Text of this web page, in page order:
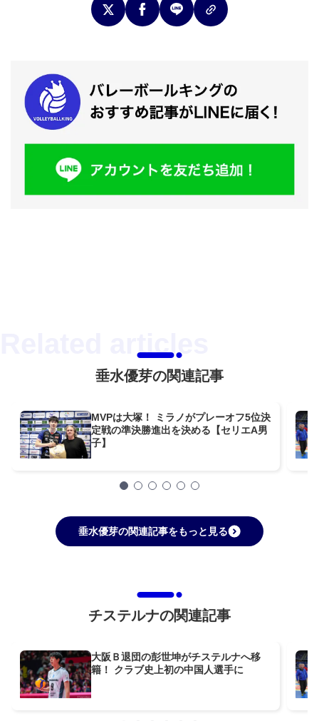
垂水優芽の関連記事
MVPは大塚！ ミラノがプレーオフ5位決
定戦の準決勝進出を決める【セリエA男
子】
垂水優芽の関連記事をもっと見る
チステルナの関連記事
大阪Ｂ退団の彭世坤がチステルナへ移
籍！ クラブ史上初の中国人選手に